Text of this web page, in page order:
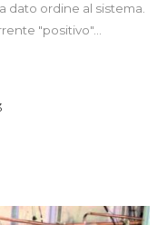
dato ordine al sistema.
"positivo"...